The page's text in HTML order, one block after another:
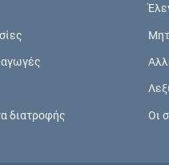
αγωγές
διατροφής Οι